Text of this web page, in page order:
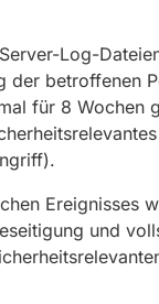
Log-
der betroffenen
für 8 Wochen
Ereignisses
und